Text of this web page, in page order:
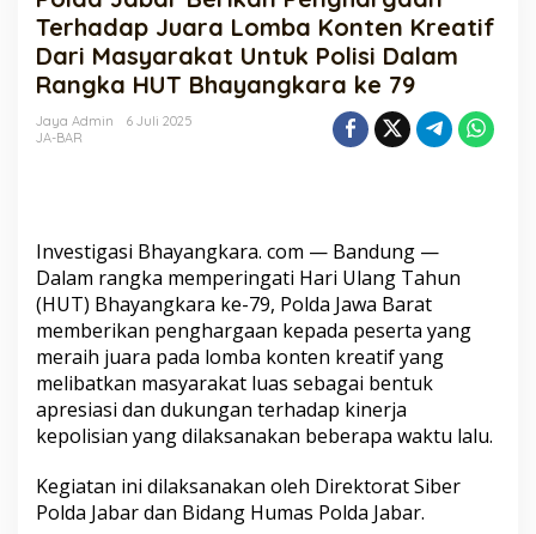
Penghargaan
Terhadap
Juara
Lomba
Kreatif
Rangka
HUT
Bhayangkara
79
Terhadap Juara Lomba Konten Kreatif
Dari Masyarakat Untuk Polisi Dalam
Rangka HUT Bhayangkara ke 79
Jaya Admin
6 Juli 2025
JA-BAR
Investigasi Bhayangkara. com — Bandung —
Dalam rangka memperingati Hari Ulang Tahun
(HUT) Bhayangkara ke-79, Polda Jawa Barat
memberikan penghargaan kepada peserta yang
meraih juara pada lomba konten kreatif yang
melibatkan masyarakat luas sebagai bentuk
apresiasi dan dukungan terhadap kinerja
kepolisian yang dilaksanakan beberapa waktu lalu.
Kegiatan ini dilaksanakan oleh Direktorat Siber
Polda Jabar dan Bidang Humas Polda Jabar.